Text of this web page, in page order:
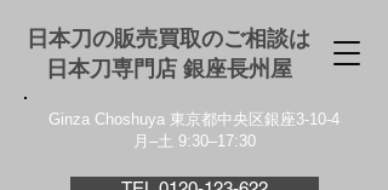
日本刀の販売買取のご相談は
日本刀専門店 銀座⻑州屋
Ginza Choshuya 東京都中央区銀座3-10-4
月–土 9:30–17:30